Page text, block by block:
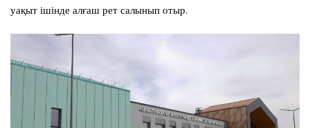
уақыт ішінде алғаш рет салынып отыр.